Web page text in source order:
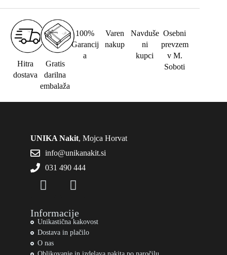
Hitra
dostava
Gratis
darilna
embalaža
100%
Garancij
a
Varen
nakup
Navduše
ni
kupci
Osebni
prevzem
v M.
Soboti
UNIKA Nakit, Mojca Horvat
info@unikanakit.si
031 490 444
Informacije
Unikastična kakovost
Dostava in plačilo
O nas